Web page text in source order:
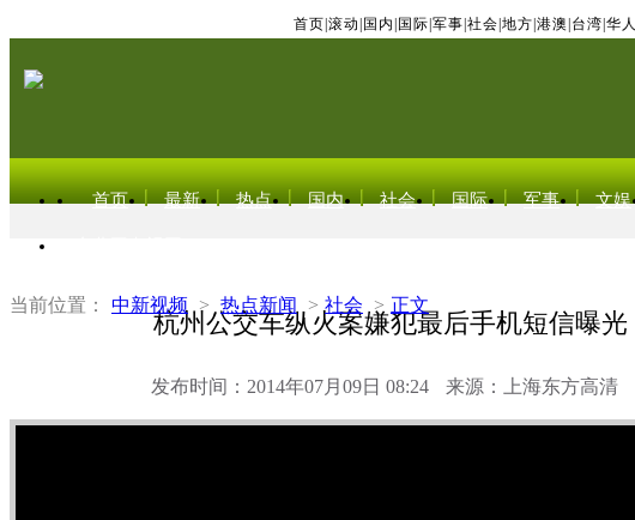
首页 滚动 国内 国际 军事 社会 地方 港澳 台湾 华人
首页 最新 热点 国内 社会 国际 军事 文娱
当前位置： 中新视频 > 热点新闻 > 社会 > 正文
杭州公交车纵火案嫌犯最后手机短信曝光
发布时间：2014年07月09日 08:24 来源：上海东方高清